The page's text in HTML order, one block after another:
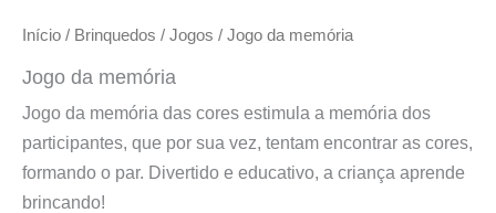
Início / Brinquedos / Jogos / Jogo da memória
Jogo da memória
Jogo da memória das cores estimula a memória dos
participantes, que por sua vez, tentam encontrar as cores,
formando o par. Divertido e educativo, a criança aprende
brincando!